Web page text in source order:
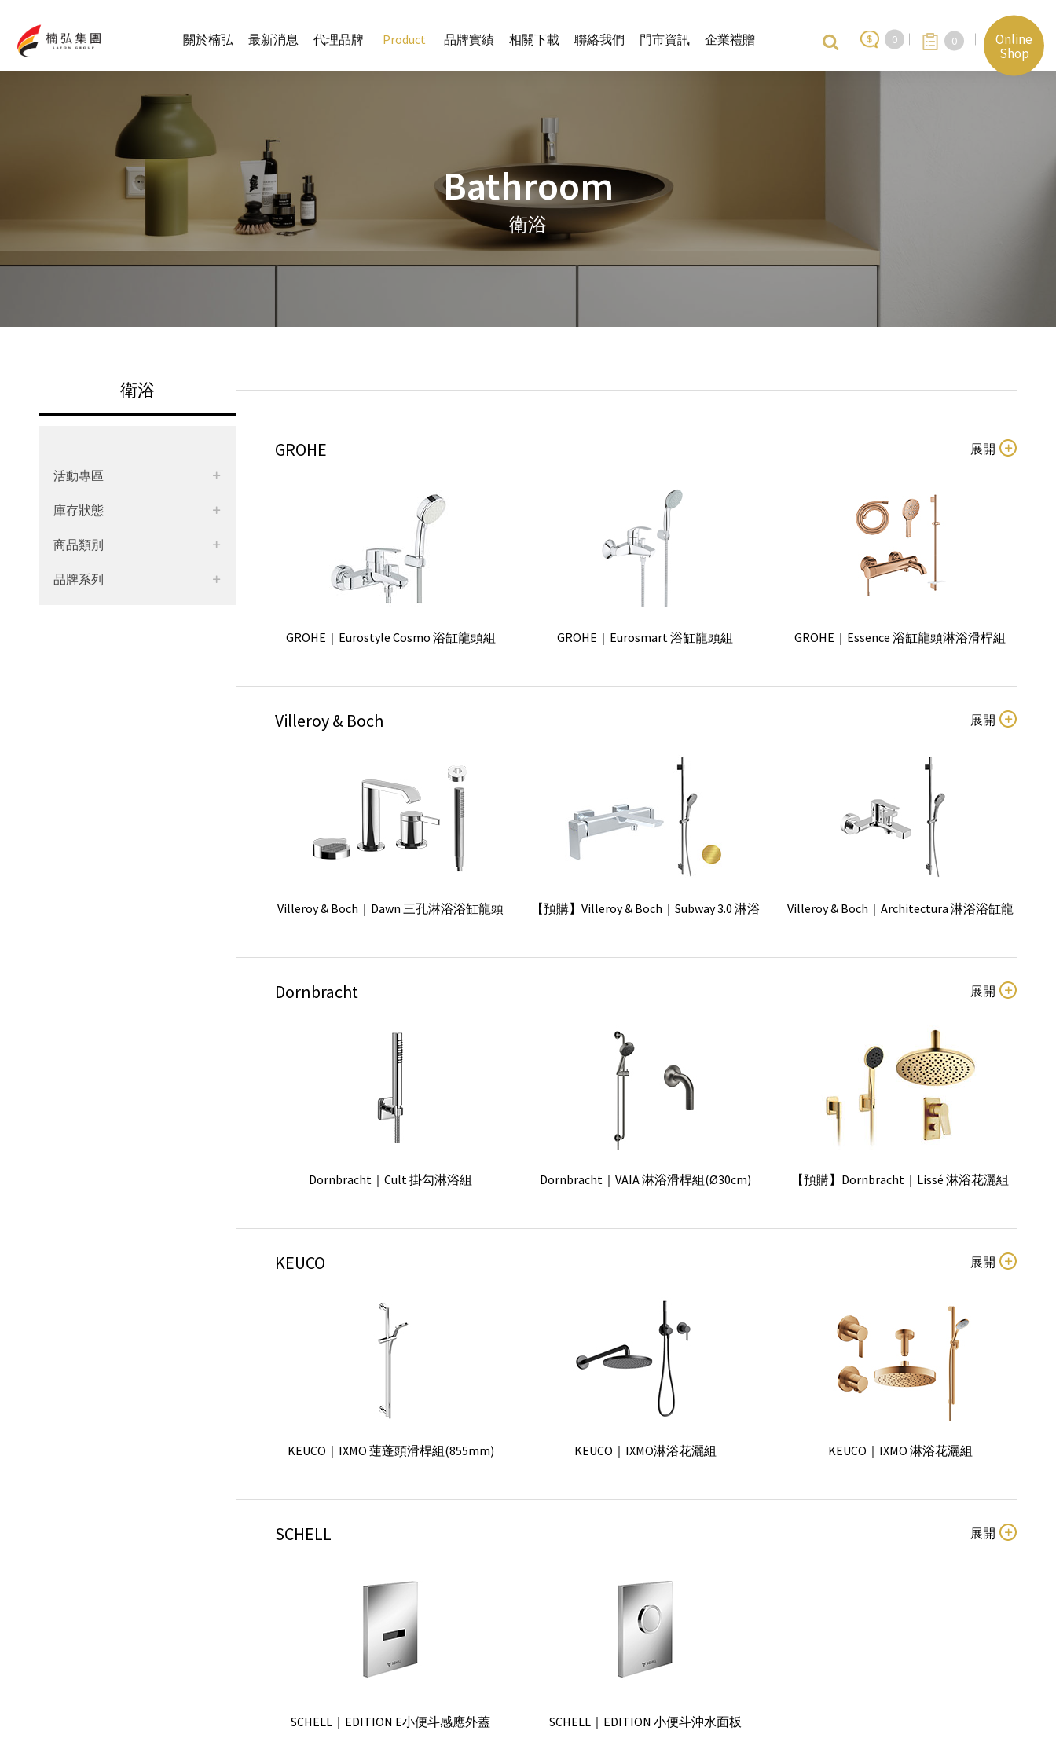
關於楠弘 最新消息 代理品牌 Product 品牌實績 相關下載 聯絡我們 門市資訊 企業禮贈 0 0
Online
Shop
Bathroom
衛浴
衛浴
活動專區
庫存狀態
商品類別
品牌系列
GROHE
GROHE｜Eurostyle Cosmo 浴缸龍頭組 GROHE｜Eurosmart 浴缸龍頭組 GROHE｜Essence 浴缸龍頭淋浴滑桿組
GROHE｜Essence 浴缸龍頭組
【預購】GROHE｜Grohtherm 2000 定溫
GROHE｜Tempesta 250花灑淋浴組
GROHE｜Tempesta Cosmopolitan 100 蓮
蓬頭掛勾軟管組
GROHE｜Grandera 單段蓮蓬頭掛勾軟管組 GROHE｜Rainshower Jumbo 淋浴花灑組
GROHE｜Allure Brilliant 埋壁淋浴組(天花
板固定桿)
GROHE｜Allure Brilliant 埋壁淋浴組(壁上
固定桿)
GROHE｜Rainshower Eco 蓮蓬頭 GROHE｜Rainshower Icon 100 小花蓮蓬頭
Villeroy & Boch
Villeroy & Boch｜Dawn 三孔淋浴浴缸龍頭
【預購】Villeroy & Boch｜Subway 3.0 淋浴
Villeroy & Boch｜Architectura 淋浴浴缸龍
Villeroy & Boch｜Dawn淋浴浴缸龍頭組
【預購】Villeroy & Boch｜Subway 3.0 淋浴
浴缸龍頭組
Villeroy & Boch｜SKYLA淋浴龍頭
【預購】Villeroy & Boch｜Dawn 埋壁淋浴
組
Villeroy & Boch｜Dawn淋浴花灑組 Villeroy & Boch｜Embrace Plus滑桿組
Villeroy & Boch｜Embrace Plus淋浴滑桿組
Villeroy & Boch｜Glow Spray 三段式氣霧花
Villeroy & Boch｜Universal銀膠軟管 Villeroy & Boch｜Universal方形接水頭
Dornbracht
Dornbracht｜Cult 掛勾淋浴組 Dornbracht｜VAIA 淋浴滑桿組(Ø30cm) 【預購】Dornbracht｜Lissé 淋浴花灑組
Dornbracht｜Meta.02 淋浴滑桿組(圓形飾
【預購】Dornbracht｜Madison 淋浴滑桿
組
KEUCO
KEUCO｜IXMO 蓮蓬頭滑桿組(855mm) KEUCO｜IXMO淋浴花灑組 KEUCO｜IXMO 淋浴花灑組
KEUCO｜IXMO 淋浴滑桿組(855mm) KEUCO｜EDITION 11單段蓮蓬頭
SCHELL
SCHELL｜EDITION E小便斗感應外蓋 SCHELL｜EDITION 小便斗沖水面板